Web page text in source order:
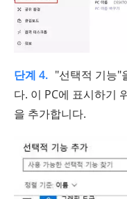
단계 4. "선택적 기능"
다. 이 PC에 표시하기
을 추가합니다.